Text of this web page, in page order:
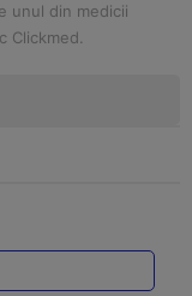
unul din medicii
Clickmed.